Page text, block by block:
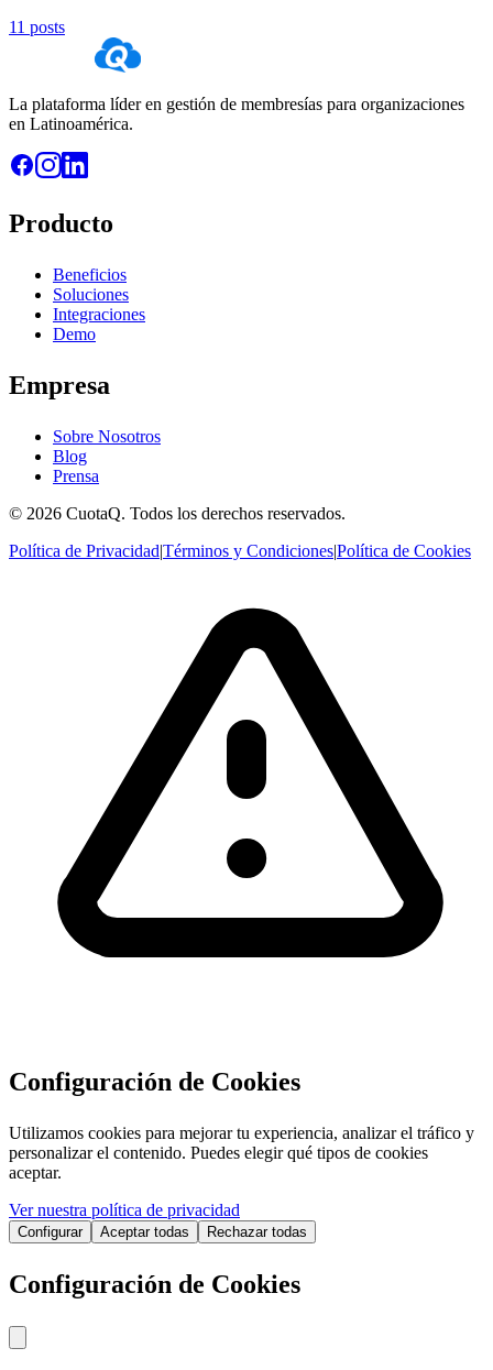
11 posts
La plataforma líder en gestión de membresías para organizaciones
en Latinoamérica.
Producto
Beneficios
Soluciones
Integraciones
Demo
Empresa
Sobre Nosotros
Blog
Prensa
© 2026 CuotaQ. Todos los derechos reservados.
Política de Privacidad|Términos y Condiciones|Política de Cookies
Configuración de Cookies
Utilizamos cookies para mejorar tu experiencia, analizar el tráfico y
personalizar el contenido. Puedes elegir qué tipos de cookies
aceptar.
Ver nuestra política de privacidad
Configurar Aceptar todas Rechazar todas
Configuración de Cookies